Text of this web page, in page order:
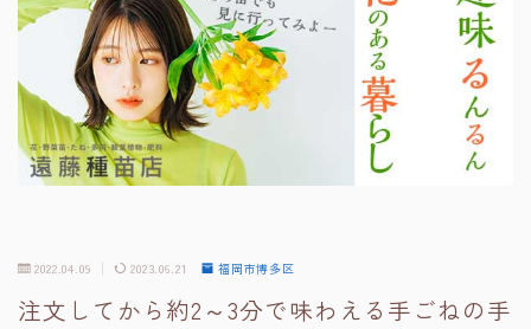
2022.04.09 2023.06.21 福岡市博多区
注文してから約2～3分で味わえる手ごねの手